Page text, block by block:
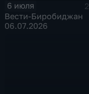
6 июля
Вести-Биробиджан
06.07.2026